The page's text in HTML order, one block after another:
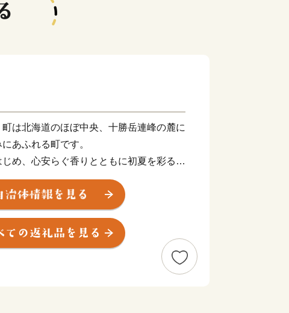
町は北海道のほぼ中央、十勝岳連峰の麓に
あふれる町です。
め、心安らぐ香りとともに初夏を彩るラ
空気でのびのび育む養豚業、雲を見下ろ
ランやヒルクライム（自転車レース）・
のネイチャースポーツ・・・十勝岳や富
りなす四季折々の魅力はまさに北海道の
いたくに使用し、毎年ブリュワーがこだわ